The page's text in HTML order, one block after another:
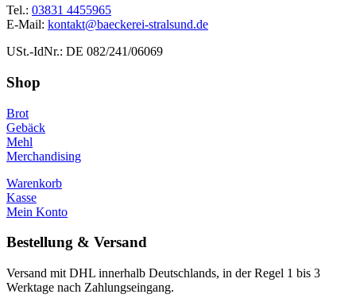
Tel.: 03831 4455965
E-Mail: kontakt@baeckerei-stralsund.de
USt.-IdNr.: DE 082/241/06069
Shop
Brot
Gebäck
Mehl
Merchandising
Warenkorb
Kasse
Mein Konto
Bestellung & Versand
Versand mit DHL innerhalb Deutschlands, in der Regel 1 bis 3
Werktage nach Zahlungseingang.